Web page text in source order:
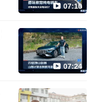
07:10
07:24